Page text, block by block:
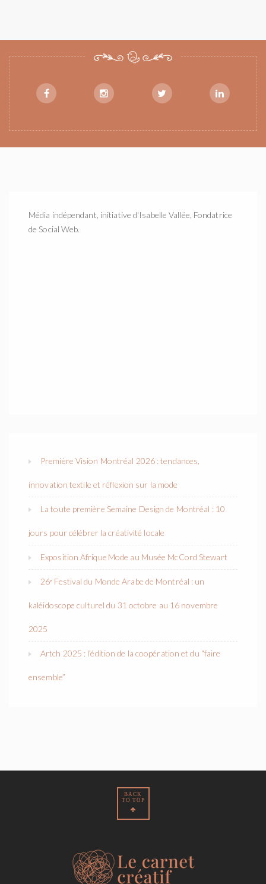
Média indépendant, initiative d'Isabelle Vallée, Fondatrice
de Social Web.
Première Vision Montréal 2026 : tendances,
innovation textile et réflexion sur la mode
La toute première Semaine Design de Montréal : 10
jours pour célébrer la créativité locale
Exposition Afrique Mode au Musée McCord Stewart
26ᵉ Festival du Monde Arabe de Montréal : un
kaléidoscope culturel du 31 octobre au 16 novembre
2025
Artch 2025 : l’édition de la coopération et du “faire
ensemble”
BACK
TO TOP